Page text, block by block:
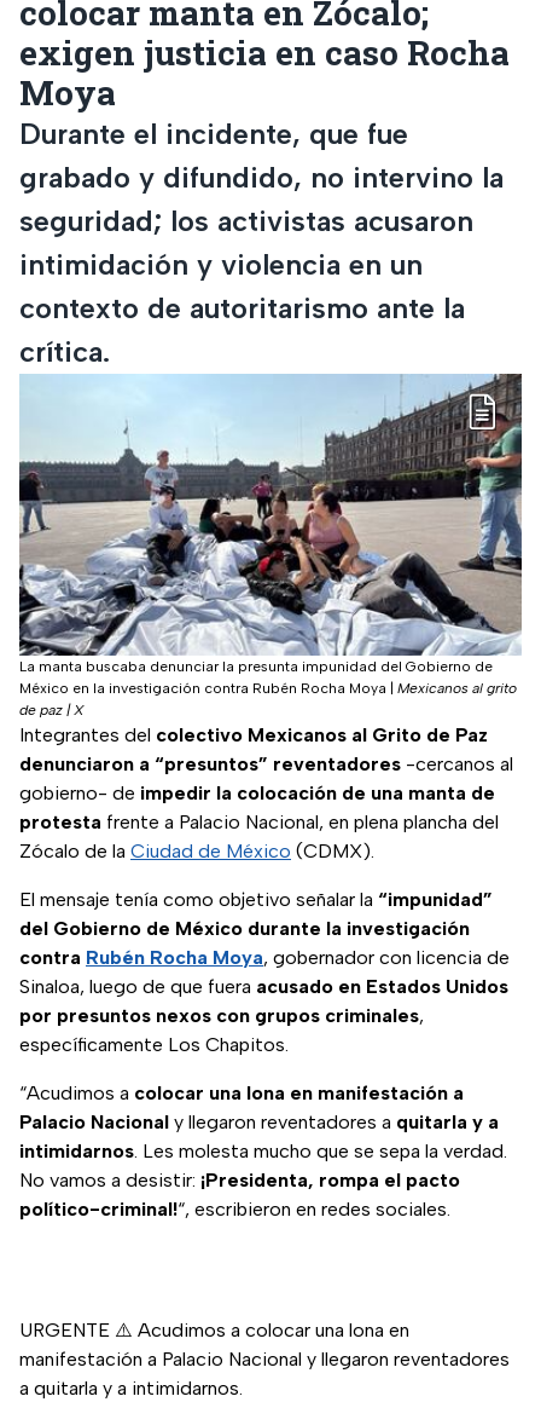
colocar manta en Zócalo;
exigen justicia en caso Rocha
Moya
Durante el incidente, que fue
grabado y difundido, no intervino la
seguridad; los activistas acusaron
intimidación y violencia en un
contexto de autoritarismo ante la
crítica.
La manta buscaba denunciar la presunta impunidad del Gobierno de
México en la investigación contra Rubén Rocha Moya
Mexicanos al grito
de paz | X
Integrantes del colectivo Mexicanos al Grito de Paz
denunciaron a “presuntos” reventadores -cercanos al
gobierno- de impedir la colocación de una manta de
protesta frente a Palacio Nacional, en plena plancha del
Zócalo de la Ciudad de México (CDMX).
El mensaje tenía como objetivo señalar la “impunidad”
del Gobierno de México durante la investigación
contra Rubén Rocha Moya, gobernador con licencia de
Sinaloa, luego de que fuera acusado en Estados Unidos
por presuntos nexos con grupos criminales,
específicamente Los Chapitos.
“Acudimos a colocar una lona en manifestación a
Palacio Nacional y llegaron reventadores a quitarla y a
intimidarnos. Les molesta mucho que se sepa la verdad.
No vamos a desistir: ¡Presidenta, rompa el pacto
político-criminal!“, escribieron en redes sociales.
URGENTE ⚠️ Acudimos a colocar una lona en
manifestación a Palacio Nacional y llegaron reventadores
a quitarla y a intimidarnos.